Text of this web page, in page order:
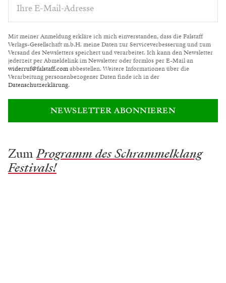
Mit meiner Anmeldung erkläre ich mich einverstanden, dass die Falstaff
Verlags-Gesellschaft m.b.H. meine Daten zur Serviceverbesserung und zum
Versand des Newsletters speichert und verarbeitet. Ich kann den Newsletter
jederzeit per Abmeldelink im Newsletter oder formlos per E-Mail an
widerruf@falstaff.comabbestellen. Weitere Informationen über die
Verarbeitung personenbezogener Daten finde ich in der
Datenschutzerklärung.
NEWSLETTER ABONNIEREN
ZumProgramm des Schrammelklang
Festivals!